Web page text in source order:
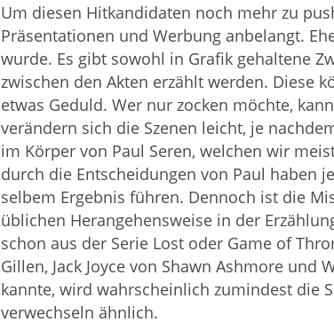
Um diesen Hitkandidaten noch mehr zu
Präsentationen und Werbung anbelangt.
wurde. Es gibt sowohl in Grafik gehaltene
zwischen den Akten erzählt werden. Diese
etwas Geduld. Wer nur zocken möchte,
verändern sich die Szenen leicht, je
im Körper von Paul Seren, welchen wir
durch die Entscheidungen von Paul haben
selbem Ergebnis führen. Dennoch ist die
üblichen Herangehensweise in der
schon aus der Serie Lost oder Game of
Gillen, Jack Joyce von Shawn Ashmore
kannte, wird wahrscheinlich zumindest die
verwechseln ähnlich.